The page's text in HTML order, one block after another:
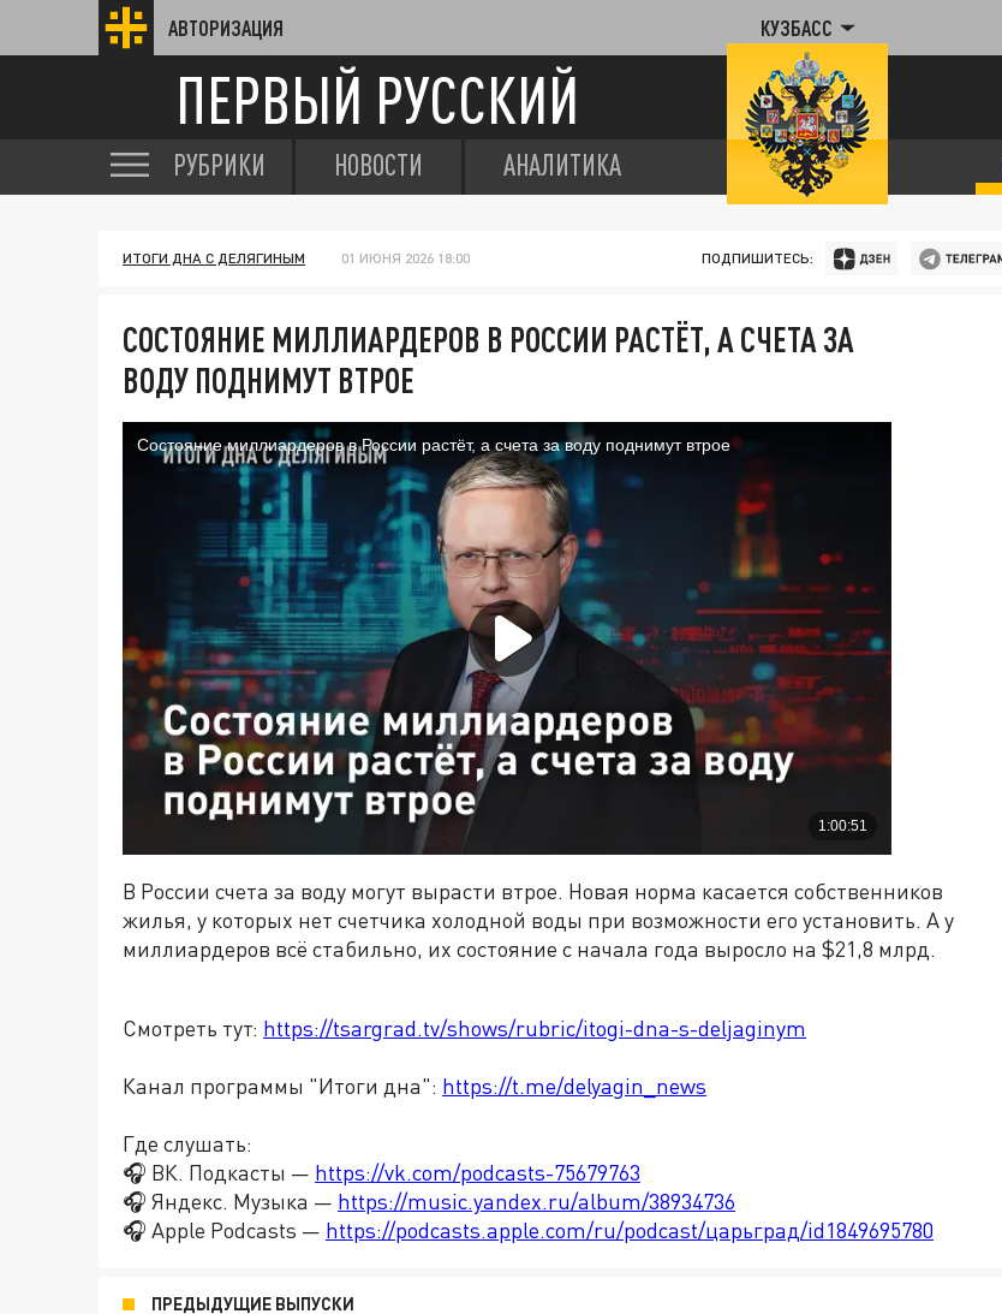
АВТОРИЗАЦИЯ КУЗБАСС
ПЕРВЫЙ РУССКИЙ
РУБРИКИ НОВОСТИ АНАЛИТИКА
ИТОГИ ДНА С ДЕЛЯГИНЫМ 01 ИЮНЯ 2026 18:00 ПОДПИШИТЕСЬ:
СОСТОЯНИЕ МИЛЛИАРДЕРОВ В РОССИИ РАСТЁТ, А СЧЕТА ЗА
ВОДУ ПОДНИМУТ ВТРОЕ
В России счета за воду могут вырасти втрое. Новая норма касается собственников
жилья, у которых нет счетчика холодной воды при возможности его установить. А у
миллиардеров всё стабильно, их состояние с начала года выросло на $21,8 млрд.
Смотреть тут: https://tsargrad.tv/shows/rubric/itogi-dna-s-deljaginym
Канал программы "Итоги дна": https://t.me/delyagin_news
Где слушать:
🎧 ВК. Подкасты — https://vk.com/podcasts-75679763
🎧 Яндекс. Музыка — https://music.yandex.ru/album/38934736
🎧 Apple Podcasts — https://podcasts.apple.com/ru/podcast/царьград/id1849695780
ПРЕДЫДУЩИЕ ВЫПУСКИ